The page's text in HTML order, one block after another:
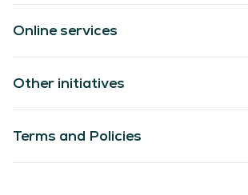
Online services
Other initiatives
Terms and Policies